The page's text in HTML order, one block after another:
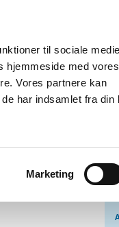
til sociale
hjemmeside med vores
Vores partnere kan
har indsamlet fra din
Marketing
Kontakt
salg af
Medicinsk